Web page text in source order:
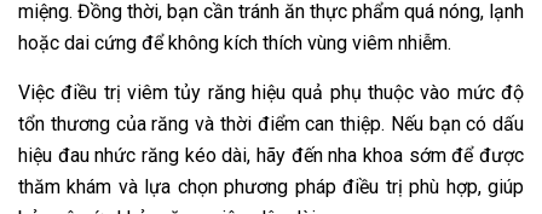
miệng. Đồng thời, bạn cần tránh ăn thực phẩm quá nóng, lạnh
hoặc dai cứng để không kích thích vùng viêm nhiễm.
Việc điều trị viêm tủy răng hiệu quả phụ thuộc vào mức độ
tổn thương của răng và thời điểm can thiệp. Nếu bạn có dấu
hiệu đau nhức răng kéo dài, hãy đến nha khoa sớm để được
thăm khám và lựa chọn phương pháp điều trị phù hợp, giúp